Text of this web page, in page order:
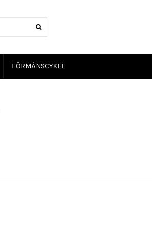
FÖRMÅNSCYKEL